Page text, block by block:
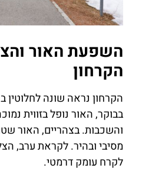
השפעת האור
הקרחון
הקרחון נראה שונה
בבוקר, האור נופל בזווית
והשכבות. בצהריים, האור
מסיבי ובהיר. לקראת ערב,
לקרח עומק דרמטי.